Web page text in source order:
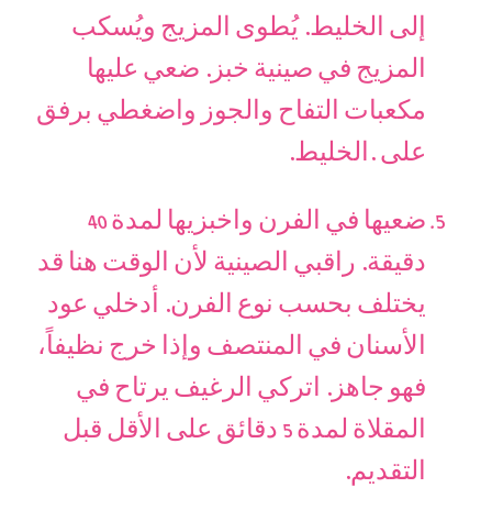
إلى الخليط. يُطوى المزيج ويُسكب
المزيج في صينية خبز. ضعي عليها
مكعبات التفاح والجوز واضغطي برفق
على .الخليط.
ضعيها في الفرن واخبزيها لمدة 40
دقيقة. راقبي الصينية لأن الوقت هنا قد
يختلف بحسب نوع الفرن. أدخلي عود
الأسنان في المنتصف وإذا خرج نظيفاً،
فهو جاهز. اتركي الرغيف يرتاح في
المقلاة لمدة 5 دقائق على الأقل قبل
التقديم.